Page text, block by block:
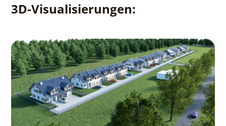
3D-Visualisierungen: